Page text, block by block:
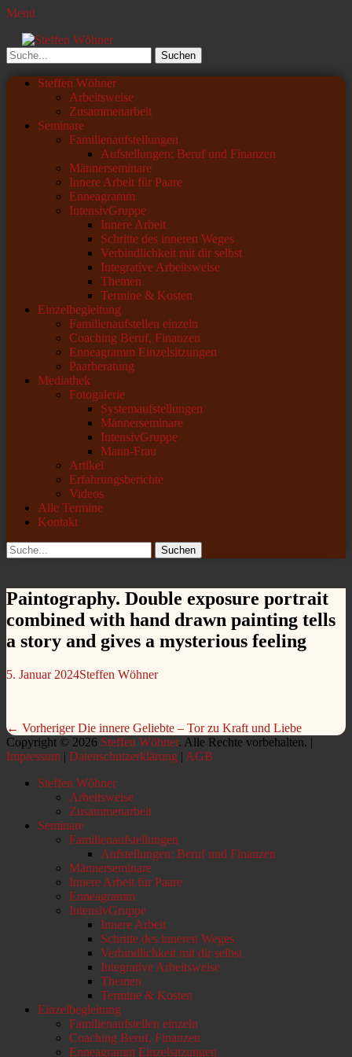
Menü
Steffen Wöhner
Lehrer und Seminarleiter
Suchen
nach:
Primäres
Zum
Steffen Wöhner
Arbeitsweise
Zusammenarbeit
Seminare
Familienaufstellungen
Aufstellungen: Beruf und Finanzen
Männerseminare
Innere Arbeit für Paare
Enneagramm
IntensivGruppe
Innere Arbeit
Schritte des inneren Weges
Verbindlichkeit mit dir selbst
Integrative Arbeitsweise
Themen
Termine & Kosten
Einzelbegleitung
Familienaufstellen einzeln
Coaching Beruf, Finanzen
Enneagramm Einzelsitzungen
Paarberatung
Mediathek
Fotogalerie
Systemaufstellungen
Männerseminare
IntensivGruppe
Mann-Frau
Artikel
Erfahrungsberichte
Videos
Alle Termine
Kontakt
Suchen
Suchen
nach:
Paintography. Double exposure portrait
combined with hand drawn painting tells
a story and gives a mysterious feeling
Veröffentlicht
5. Januar 2024Autor
Steffen Wöhner
Beitragsnavigation
← Vorheriger Vorheriger
Beitrag:
Die innere Geliebte – Tor zu Kraft und Liebe
Copyright © 2026 Steffen Wöhner. Alle Rechte vorbehalten. |
Impressum | Datenschutzerklärung | AGB
oben
Steffen Wöhner
Arbeitsweise
Zusammenarbeit
Seminare
Familienaufstellungen
Aufstellungen: Beruf und Finanzen
Männerseminare
Innere Arbeit für Paare
Enneagramm
IntensivGruppe
Innere Arbeit
Schritte des inneren Weges
Verbindlichkeit mit dir selbst
Integrative Arbeitsweise
Themen
Termine & Kosten
Einzelbegleitung
Familienaufstellen einzeln
Coaching Beruf, Finanzen
Enneagramm Einzelsitzungen